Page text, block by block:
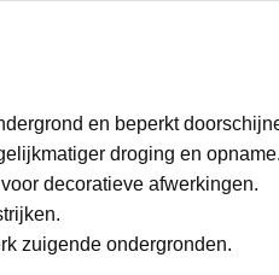
en beperkt
droging en opname.
decoratieve afwerkingen.
zuigende ondergronden.